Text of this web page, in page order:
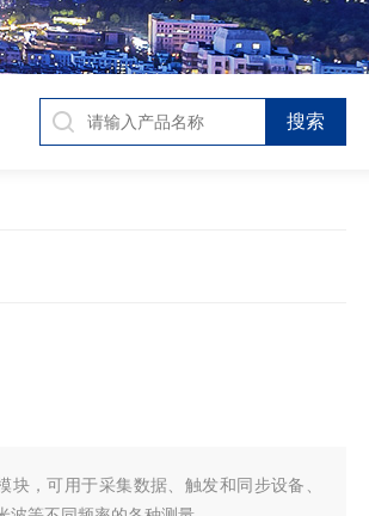
块，​可​用于​采集​数据、​触发​和​同步​设备、​